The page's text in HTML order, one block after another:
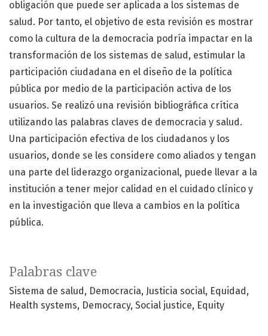
Palabras clave
Sistema de salud Democracia Justicia social Equidad
Health systems
Democracy Social justice Equity
obligación que puede ser aplicada a los sistemas de
salud. Por tanto, el objetivo de esta revisión es mostrar
como la cultura de la democracia podría impactar en la
transformación de los sistemas de salud, estimular la
participación ciudadana en el diseño de la política
pública por medio de la participación activa de los
usuarios. Se realizó una revisión bibliográfica crítica
utilizando las palabras claves de democracia y salud.
Una participación efectiva de los ciudadanos y los
usuarios, donde se les considere como aliados y tengan
una parte del liderazgo organizacional, puede llevar a la
institución a tener mejor calidad en el cuidado clínico y
en la investigación que lleva a cambios en la política
pública.